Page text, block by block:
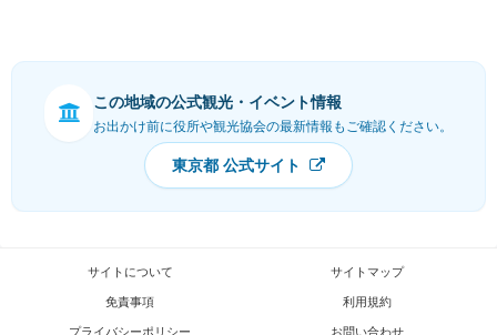
この地域の公式観光・イベント情報
お出かけ前に役所や観光協会の最新情報もご確認ください。
東京都 公式サイト
サイトについて サイトマップ
免責事項 利用規約
プライバシーポリシー お問い合わせ